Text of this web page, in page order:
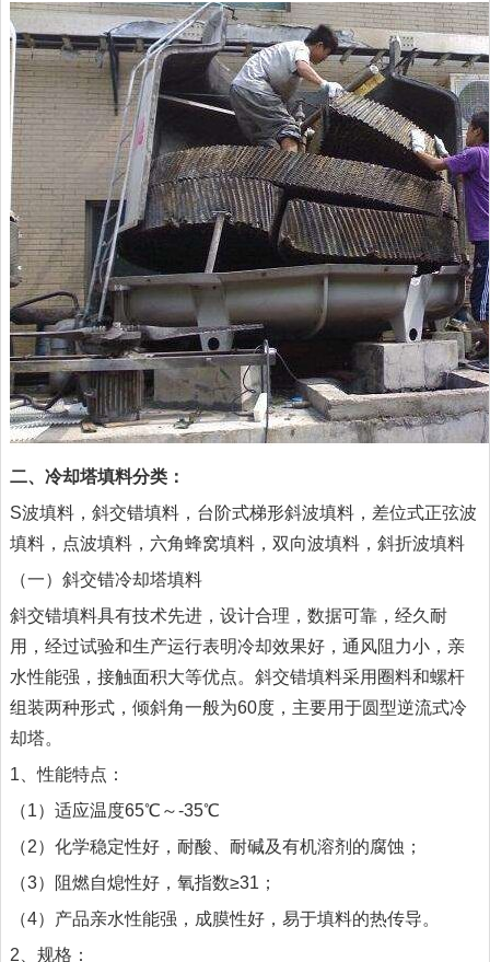
二、冷却塔填料分类：
S波填料，斜交错填料，台阶式梯形斜波填料，差位式正弦波
填料，点波填料，六角蜂窝填料，双向波填料，斜折波填料
（一）斜交错冷却塔填料
斜交错填料具有技术先进，设计合理，数据可靠，经久耐
用，经过试验和生产运行表明冷却效果好，通风阻力小，亲
水性能强，接触面积大等优点。斜交错填料采用圈料和螺杆
组装两种形式，倾斜角一般为60度，主要用于圆型逆流式冷
却塔。
1、性能特点：
（1）适应温度65℃～-35℃
（2）化学稳定性好，耐酸、耐碱及有机溶剂的腐蚀；
（3）阻燃自熄性好，氧指数≥31；
（4）产品亲水性能强，成膜性好，易于填料的热传导。
2、规格：